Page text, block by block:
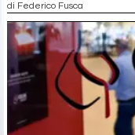
di Federico Fusca